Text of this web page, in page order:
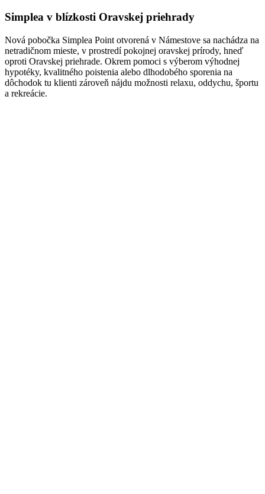
Simplea v blízkosti Oravskej priehrady
Nová pobočka Simplea Point otvorená v Námestove sa nachádza na
netradičnom mieste, v prostredí pokojnej oravskej prírody, hneď
oproti Oravskej priehrade. Okrem pomoci s výberom výhodnej
hypotéky, kvalitného poistenia alebo dlhodobého sporenia na
dôchodok tu klienti zároveň nájdu možnosti relaxu, oddychu, športu
a rekreácie.